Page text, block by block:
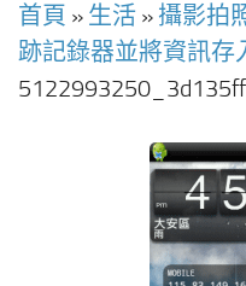
首頁 » 生活 » 攝影拍
跡記錄器並將資訊存